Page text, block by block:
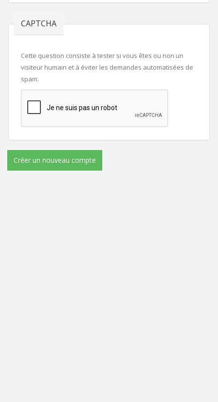
CAPTCHA
Cette question consiste à tester si vous êtes ou non un
visiteur humain et à éviter les demandes automatisées de
spam.
Créer un nouveau compte